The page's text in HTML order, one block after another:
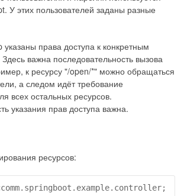
У этих пользователей заданы разные
права доступа к конкретным
важна последовательность вызова
к ресурсу "/open/*" можно обращаться
а следом идёт требование
всех остальных ресурсов.
указания прав доступа важна.
ресурсов: